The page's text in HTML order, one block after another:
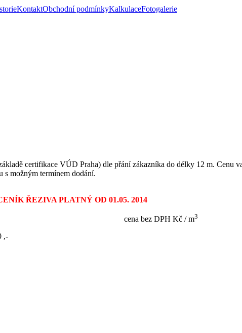
KontaktObchodní podmínkyKalkulaceFotogalerie
certifikace VÚD Praha) dle přání zákazníka do délky 12 m. Cenu
s možným termínem dodání.
ŘEZIVA PLATNÝ OD 01.05. 2014
bez DPH Kč / m3
,-